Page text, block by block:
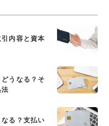
内容と資本
うなる？そ
る？支払い